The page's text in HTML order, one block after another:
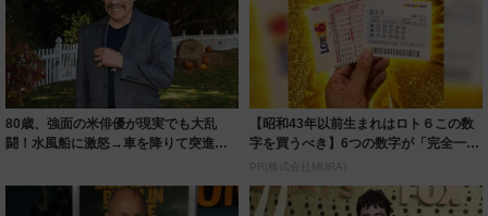
80歳、強面の米俳優が現実でも大乱
闘！水風船に激怒→車を降りて突進
【昭和43年以前生まれはロト６この数
字を買うべき】6つの数字が「完全一
致」する方...
PR(株式会社MURA)